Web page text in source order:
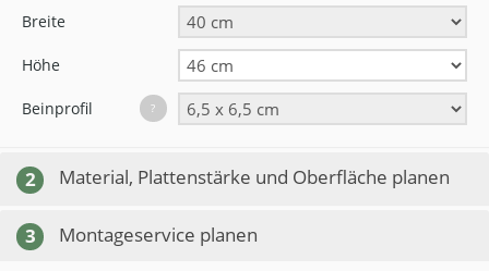
Breite
Höhe
Beinprofil ?
2 Material, Plattenstärke und Oberfläche planen
3 Montageservice planen